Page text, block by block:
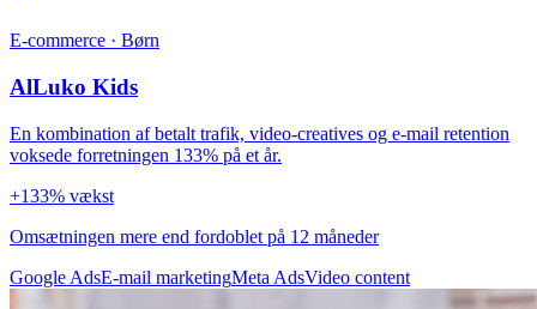
E-commerce · Børn
AlLuko Kids
En kombination af betalt trafik, video-creatives og e-mail retention
voksede forretningen 133% på et år.
+133% vækst
Omsætningen mere end fordoblet på 12 måneder
Google AdsE-mail marketingMeta AdsVideo content